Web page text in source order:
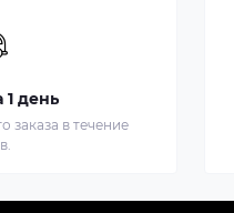
1 день
заказа в течение